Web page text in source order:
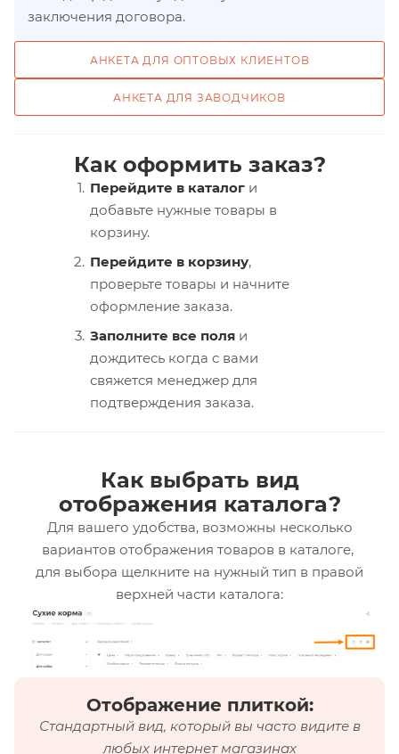
заключения договора.
АНКЕТА ДЛЯ ОПТОВЫХ КЛИЕНТОВ
АНКЕТА ДЛЯ ЗАВОДЧИКОВ
Как оформить заказ?
Перейдите в каталог и
добавьте нужные товары в
корзину.
Перейдите в корзину,
проверьте товары и начните
оформление заказа.
Заполните все поля и
дождитесь когда с вами
свяжется менеджер для
подтверждения заказа.
Как выбрать вид
отображения каталога?
Для вашего удобства, возможны несколько
вариантов отображения товаров в каталоге,
для выбора щелкните на нужный тип в правой
верхней части каталога:
Отображение плиткой:
Стандартный вид, который вы часто видите в
любых интернет магазинах